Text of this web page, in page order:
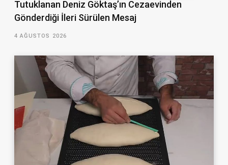
Tutuklanan Deniz Göktaş’ın Cezaevinden
Gönderdiği İleri Sürülen Mesaj
4 AĞUSTOS 2026